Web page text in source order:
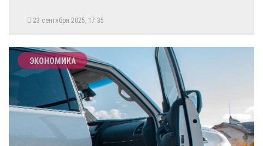
23 сентября 2025, 17:35
ЭКОНОМИКА